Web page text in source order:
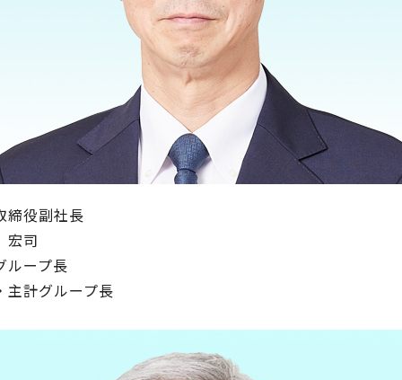
締役副社長
司
ループ長
主計グループ長